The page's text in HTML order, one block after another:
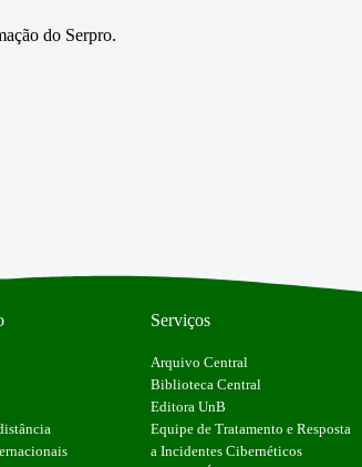
do Serpro.
Serviços
Arquivo Central
Biblioteca Central
Editora UnB
Equipe de Tratamento e Resposta
a Incidentes Cibernéticos